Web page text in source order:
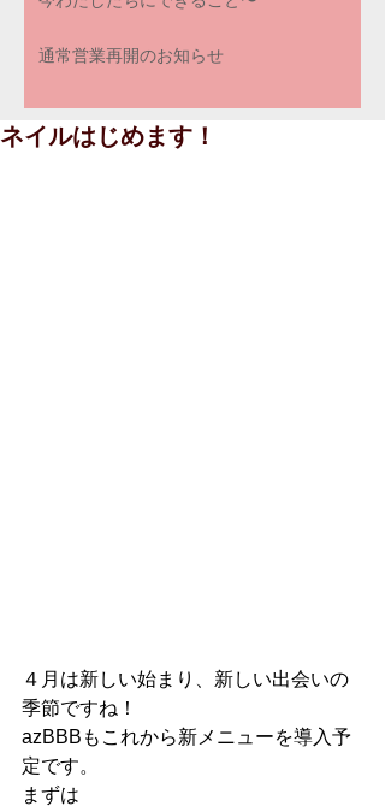
通常営業再開のお知らせ
ネイルはじめます！
４月は新しい始まり、新しい出会いの
季節ですね！
azBBBもこれから新メニューを導入予
定です。
まずは